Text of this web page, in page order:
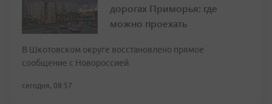
дорогах Приморья: где
можно проехать
В Шкотовском округе восстановлено прямое
сообщение с Новороссией
сегодня, 08:57